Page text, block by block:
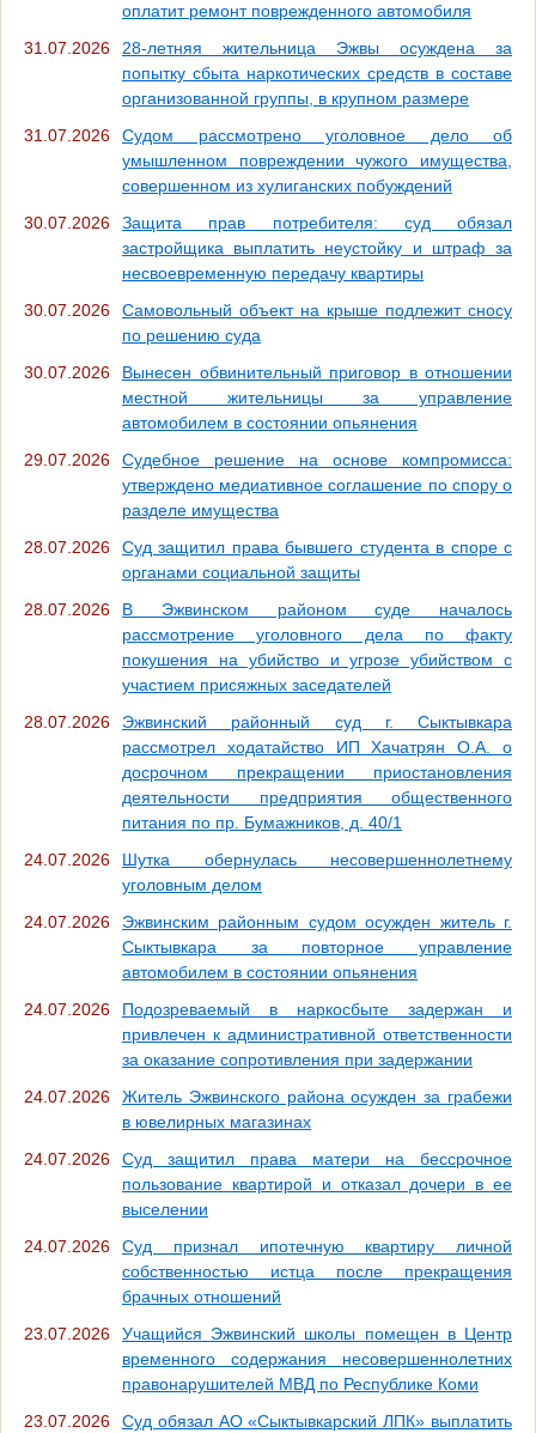
оплатит ремонт поврежденного автомобиля
31.07.2026
28-летняя жительница Эжвы осуждена за
попытку сбыта наркотических средств в составе
организованной группы, в крупном размере
31.07.2026
Судом рассмотрено уголовное дело об
умышленном повреждении чужого имущества,
совершенном из хулиганских побуждений
30.07.2026
Защита прав потребителя: суд обязал
застройщика выплатить неустойку и штраф за
несвоевременную передачу квартиры
30.07.2026
Самовольный объект на крыше подлежит сносу
по решению суда
30.07.2026
Вынесен обвинительный приговор в отношении
местной жительницы за управление
автомобилем в состоянии опьянения
29.07.2026
Судебное решение на основе компромисса:
утверждено медиативное соглашение по спору о
разделе имущества
28.07.2026
Суд защитил права бывшего студента в споре с
органами социальной защиты
28.07.2026
В Эжвинском районом суде началось
рассмотрение уголовного дела по факту
покушения на убийство и угрозе убийством с
участием присяжных заседателей
28.07.2026
Эжвинский районный суд г. Сыктывкара
рассмотрел ходатайство ИП Хачатрян О.А. о
досрочном прекращении приостановления
деятельности предприятия общественного
питания по пр. Бумажников, д. 40/1
24.07.2026
Шутка обернулась несовершеннолетнему
уголовным делом
24.07.2026
Эжвинским районным судом осужден житель г.
Сыктывкара за повторное управление
автомобилем в состоянии опьянения
24.07.2026
Подозреваемый в наркосбыте задержан и
привлечен к административной ответственности
за оказание сопротивления при задержании
24.07.2026
Житель Эжвинского района осужден за грабежи
в ювелирных магазинах
24.07.2026
Суд защитил права матери на бессрочное
пользование квартирой и отказал дочери в ее
выселении
24.07.2026
Суд признал ипотечную квартиру личной
собственностью истца после прекращения
брачных отношений
23.07.2026
Учащийся Эжвинский школы помещен в Центр
временного содержания несовершеннолетних
правонарушителей МВД по Республике Коми
23.07.2026
Суд обязал АО «Сыктывкарский ЛПК» выплатить